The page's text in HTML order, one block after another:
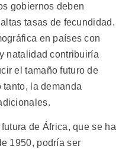
gobiernos deben
tasas de fecundidad.
en países con
natalidad contribuiría
el tamaño futuro de
la demanda
de África, que se ha
1950, podría ser